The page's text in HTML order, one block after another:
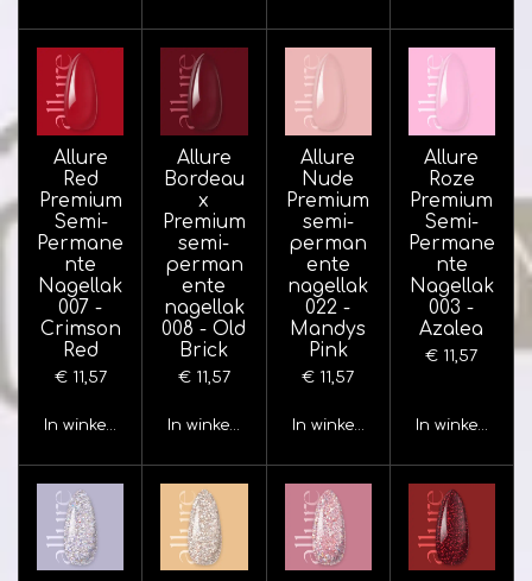
Allure
Red
Premium
Semi-
Permane
nte
Nagellak
007 -
Crimson
Red
€ 11,57
In winkelwagen
Allure
Bordeau
x
Premium
semi-
perman
ente
nagellak
008 - Old
Brick
€ 11,57
In winkelwagen
Allure
Nude
Premium
semi-
perman
ente
nagellak
022 -
Mandys
Pink
€ 11,57
In winkelwagen
Allure
Roze
Premium
Semi-
Permane
nte
Nagellak
003 -
Azalea
€ 11,57
In